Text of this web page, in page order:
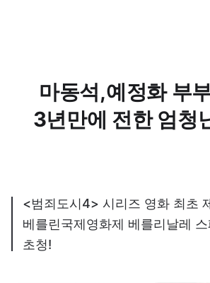
마동석,예정화 부
3년만에 전한 엄청
<범죄도시4> 시리즈 영화 최초
베를린국제영화제 베를리날레
초청!